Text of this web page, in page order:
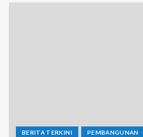
BERITA TERKINI PEMBANGUNAN